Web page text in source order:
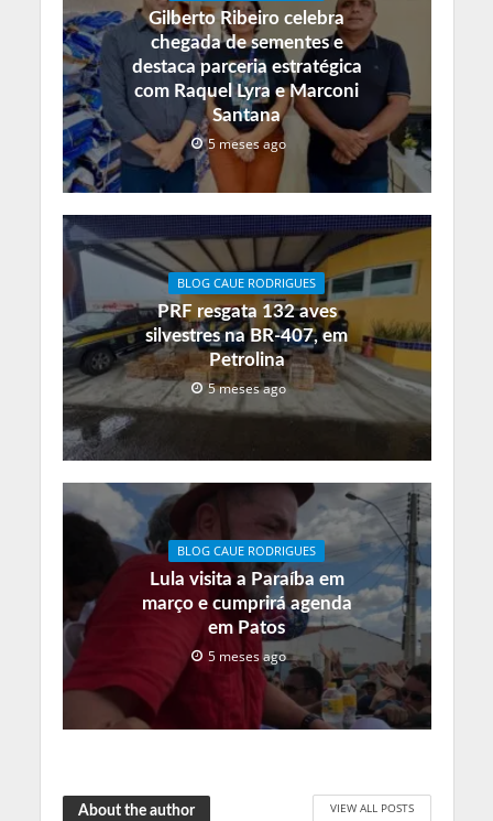
Gilberto Ribeiro celebra
chegada de sementes e
destaca parceria estratégica
com Raquel Lyra e Marconi
Santana
5 meses ago
BLOG CAUE RODRIGUES
PRF resgata 132 aves
silvestres na BR-407, em
Petrolina
5 meses ago
BLOG CAUE RODRIGUES
Lula visita a Paraíba em
março e cumprirá agenda
em Patos
5 meses ago
About the author VIEW ALL POSTS